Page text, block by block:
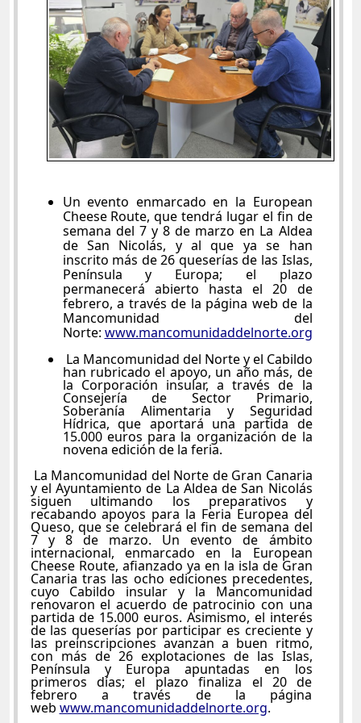
Un evento enmarcado en la European
Cheese Route, que tendrá lugar el fin de
semana del 7 y 8 de marzo en La Aldea
de San Nicolás, y al que ya se han
inscrito más de 26 queserías de las Islas,
Península y Europa; el plazo
permanecerá abierto hasta el 20 de
febrero, a través de la página web de la
Mancomunidad del
Norte: www.mancomunidaddelnorte.org
La Mancomunidad del Norte y el Cabildo
han rubricado el apoyo, un año más, de
la Corporación insular, a través de la
Consejería de Sector Primario,
Soberanía Alimentaria y Seguridad
Hídrica, que aportará una partida de
15.000 euros para la organización de la
novena edición de la feria.
La Mancomunidad del Norte de Gran Canaria
y el Ayuntamiento de La Aldea de San Nicolás
siguen ultimando los preparativos y
recabando apoyos para la Feria Europea del
Queso, que se celebrará el fin de semana del
7 y 8 de marzo. Un evento de ámbito
internacional, enmarcado en la European
Cheese Route, afianzado ya en la isla de Gran
Canaria tras las ocho ediciones precedentes,
cuyo Cabildo insular y la Mancomunidad
renovaron el acuerdo de patrocinio con una
partida de 15.000 euros. Asimismo, el interés
de las queserías por participar es creciente y
las preinscripciones avanzan a buen ritmo,
con más de 26 explotaciones de las Islas,
Península y Europa apuntadas en los
primeros días; el plazo finaliza el 20 de
febrero a través de la página
web www.mancomunidaddelnorte.org.